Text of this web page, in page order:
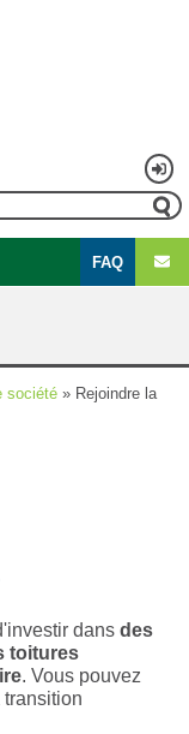
FAQ
société
Rejoindre la
dans des
toitures
. Vous pouvez